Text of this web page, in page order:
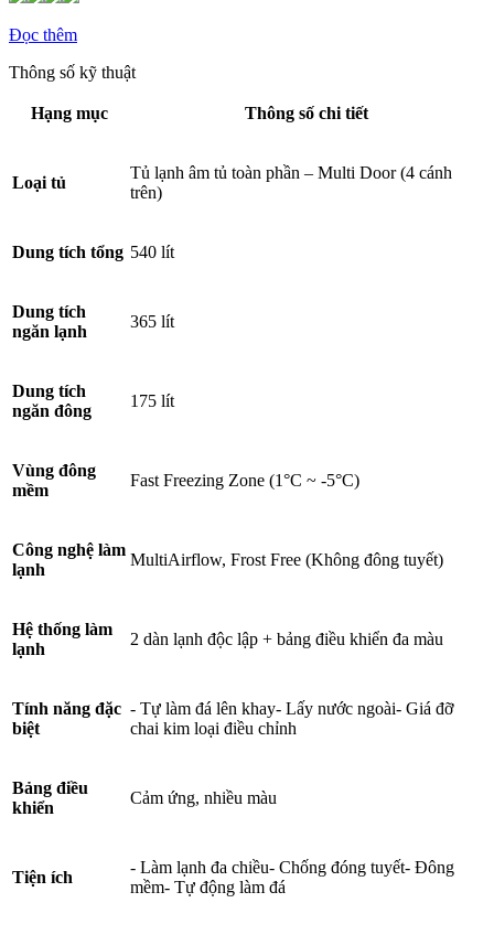
Đọc thêm
Thông số kỹ thuật
Hạng mục Thông số chi tiết
Loại tủ
Tủ lạnh âm tủ toàn phần – Multi Door (4 cánh
trên)
Dung tích tổng 540 lít
Dung tích
ngăn lạnh
365 lít
Dung tích
ngăn đông
175 lít
Vùng đông
mềm
Fast Freezing Zone (1°C ~ -5°C)
Công nghệ làm
lạnh
MultiAirflow, Frost Free (Không đông tuyết)
Hệ thống làm
lạnh
2 dàn lạnh độc lập + bảng điều khiển đa màu
Tính năng đặc
biệt
- Tự làm đá lên khay- Lấy nước ngoài- Giá đỡ
chai kim loại điều chỉnh
Bảng điều
khiển
Cảm ứng, nhiều màu
Tiện ích
- Làm lạnh đa chiều- Chống đóng tuyết- Đông
mềm- Tự động làm đá